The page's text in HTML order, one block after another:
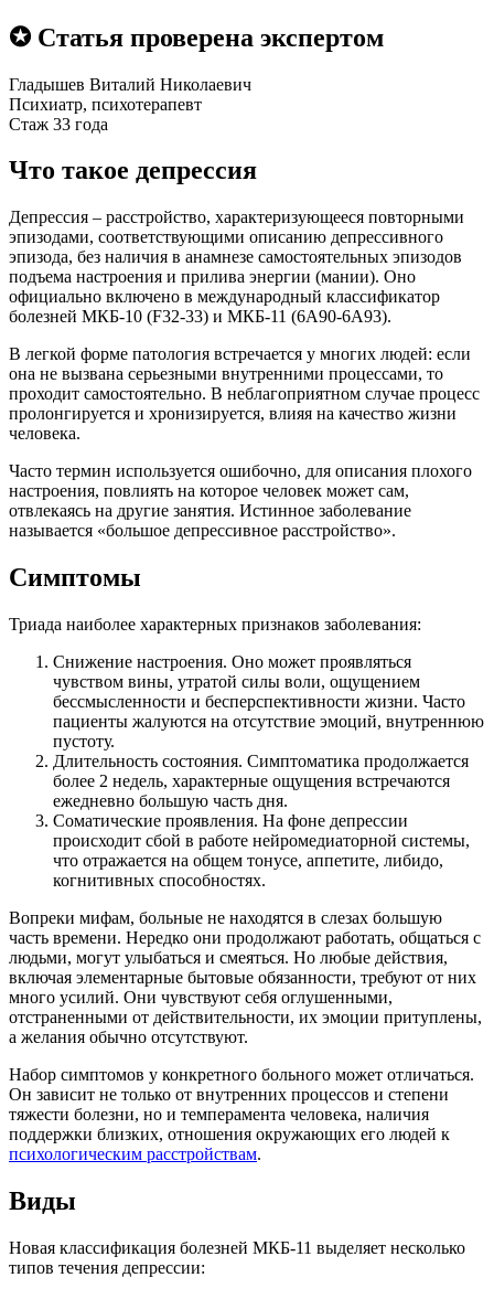
✪ Статья проверена экспертом
Гладышев Виталий Николаевич
Психиатр, психотерапевт
Стаж 33 года
Что такое депрессия
Депрессия – расстройство, характеризующееся повторными
эпизодами, соответствующими описанию депрессивного
эпизода, без наличия в анамнезе самостоятельных эпизодов
подъема настроения и прилива энергии (мании). Оно
официально включено в международный классификатор
болезней МКБ-10 (F32-33) и МКБ-11 (6А90-6А93).
В легкой форме патология встречается у многих людей: если
она не вызвана серьезными внутренними процессами, то
проходит самостоятельно. В неблагоприятном случае процесс
пролонгируется и хронизируется, влияя на качество жизни
человека.
Часто термин используется ошибочно, для описания плохого
настроения, повлиять на которое человек может сам,
отвлекаясь на другие занятия. Истинное заболевание
называется «большое депрессивное расстройство».
Симптомы
Триада наиболее характерных признаков заболевания:
Снижение настроения. Оно может проявляться
чувством вины, утратой силы воли, ощущением
бессмысленности и бесперспективности жизни. Часто
пациенты жалуются на отсутствие эмоций, внутреннюю
пустоту.
Длительность состояния. Симптоматика продолжается
более 2 недель, характерные ощущения встречаются
ежедневно большую часть дня.
Соматические проявления. На фоне депрессии
происходит сбой в работе нейромедиаторной системы,
что отражается на общем тонусе, аппетите, либидо,
когнитивных способностях.
Вопреки мифам, больные не находятся в слезах большую
часть времени. Нередко они продолжают работать, общаться с
людьми, могут улыбаться и смеяться. Но любые действия,
включая элементарные бытовые обязанности, требуют от них
много усилий. Они чувствуют себя оглушенными,
отстраненными от действительности, их эмоции притуплены,
а желания обычно отсутствуют.
Набор симптомов у конкретного больного может отличаться.
Он зависит не только от внутренних процессов и степени
тяжести болезни, но и темперамента человека, наличия
поддержки близких, отношения окружающих его людей к
психологическим расстройствам.
Виды
Новая классификация болезней МКБ-11 выделяет несколько
типов течения депрессии: